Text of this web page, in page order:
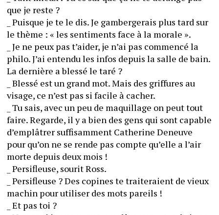
que je reste ?
_ Puisque je te le dis. Je gambergerais plus tard sur
le thème : « les sentiments face à la morale ».
_ Je ne peux pas t’aider, je n’ai pas commencé la
philo. J’ai entendu les infos depuis la salle de bain.
La dernière a blessé le taré ?
_ Blessé est un grand mot. Mais des griffures au
visage, ce n’est pas si facile à cacher.
_ Tu sais, avec un peu de maquillage on peut tout
faire. Regarde, il y a bien des gens qui sont capable
d’emplâtrer suffisamment Catherine Deneuve
pour qu’on ne se rende pas compte qu’elle a l’air
morte depuis deux mois !
_ Persifleuse, sourit Ross.
_ Persifleuse ? Des copines te traiteraient de vieux
machin pour utiliser des mots pareils !
_ Et pas toi ?